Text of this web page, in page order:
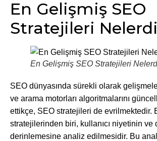
En Gelişmiş SEO
Stratejileri
En Gelişmiş SEO Stratejileri
SEO dünyasında sürekli olarak
ve arama motorları algoritmalarını
ettikçe, SEO stratejileri de evrilmektedir.
stratejilerinden biri, kullanıcı niyetinin ve
derinlemesine analiz edilmesidir. Bu